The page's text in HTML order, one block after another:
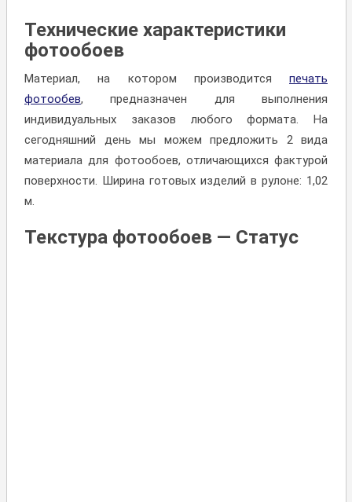
Технические характеристики
фотообоев
Материал, на котором производится печать
фотообев, предназначен для выполнения
индивидуальных заказов любого формата. На
сегодняшний день мы можем предложить 2 вида
материала для фотообоев, отличающихся фактурой
поверхности. Ширина готовых изделий в рулоне: 1,02
м.
Текстура фотообоев — Статус